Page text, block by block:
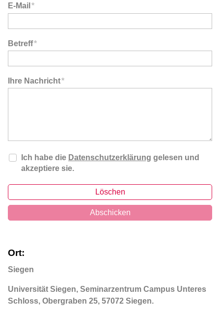
E-Mail *
Betreff*
Ihre Nachricht*
Ich habe die Datenschutzerklärung gelesen und
akzeptiere sie.
Löschen
Abschicken
Ort:
Siegen
Universität Siegen, Seminarzentrum Campus Unteres
Schloss, Obergraben 25, 57072 Siegen.